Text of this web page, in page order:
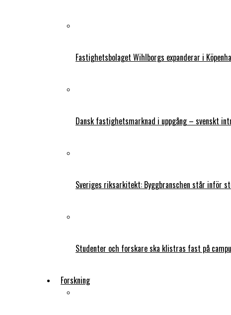
Fastighetsbolaget Wihlborgs expanderar i
Dansk fastighetsmarknad i uppgång – svenskt
Sveriges riksarkitekt: Byggbranschen står inför
Studenter och forskare ska klistras fast på
Forskning